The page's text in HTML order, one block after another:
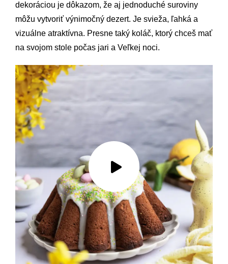
dekoráciou je dôkazom, že aj jednoduché suroviny
môžu vytvoriť výnimočný dezert. Je svieža, ľahká a
vizuálne atraktívna. Presne taký koláč, ktorý chceš mať
na svojom stole počas jari a Veľkej noci.